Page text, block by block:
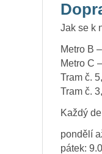
Jak se k
Metro B
Metro C
Tram č.
Tram č.
Každý
pondělí
pátek: